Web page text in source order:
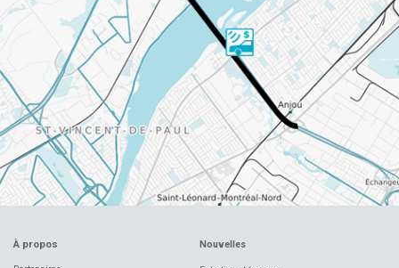
À propos Nouvelles